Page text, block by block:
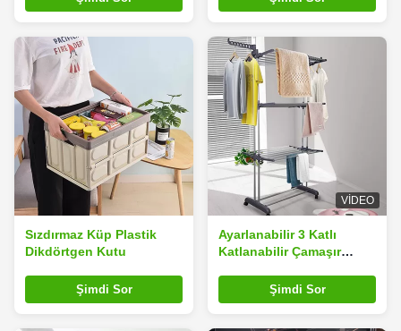
Geçirmez Çevre Dostu
Sızdırmaz Küp Plastik
Dikdörtgen Kutu
Şimdi Sor
VIDEO
Ayarlanabilir 3 Katlı
Katlanabilir Çamaşır
Çelik Çerçeve
Şimdi Sor